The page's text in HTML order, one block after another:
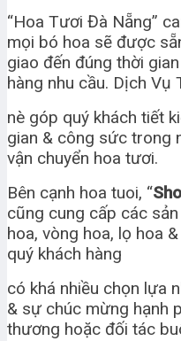
“Hoa Tươi Đà Nẵng”
mọi bó hoa sẽ được
giao đến đúng thời
hàng nhu cầu. Dịch
nè góp quý khách tiết
gian & công sức trong
vận chuyển hoa tươi.
Bên cạnh hoa tuoi, “
cũng cung cấp các
hoa, vòng hoa, lọ hoa
quý khách hàng
có khá nhiều chọn lựa
& sự chúc mừng hạnh
thương hoặc đối tác